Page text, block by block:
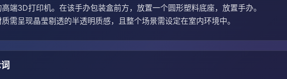
端3D打印机。在该手办包装盒前方，放置一个圆形塑料底座，放置手办。
需呈现晶莹剔透的半透明质感，且整个场景需设定在室内环境中。